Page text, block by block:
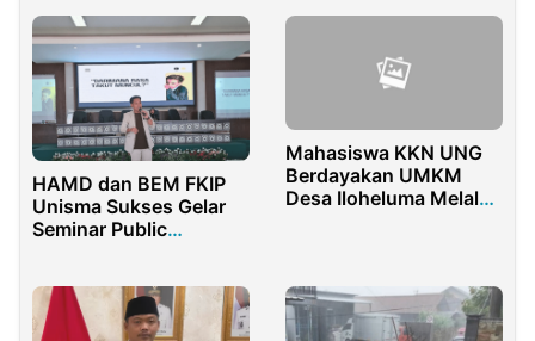
Terpadu
Perizinan
HAMD dan BEM FKIP
Unisma Sukses Gelar
Seminar Public
Mahasiswa KKN UNG
Berdayakan UMKM
Desa Iloheluma Melalui